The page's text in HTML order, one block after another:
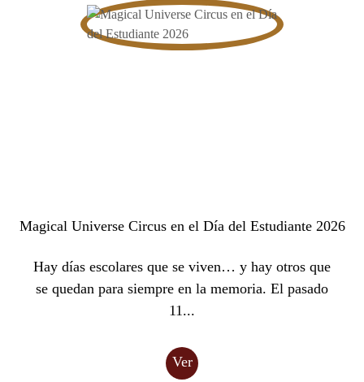
Magical Universe Circus en el Día del Estudiante 2026
Hay días escolares que se viven… y hay otros que
se quedan para siempre en la memoria. El pasado
11...
Ver